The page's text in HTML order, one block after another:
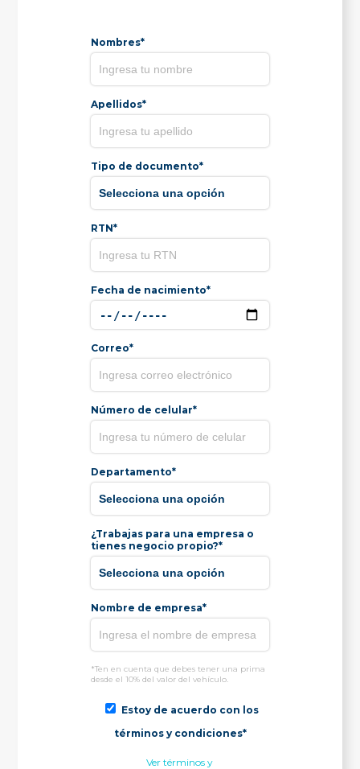
Nombres*
Apellidos*
Tipo de documento*
RTN*
Fecha de nacimiento*
Correo*
Número de celular*
Departamento*
¿Trabajas para una empresa o
tienes negocio propio?*
Nombre de empresa*
*Ten en cuenta que debes tener una prima
desde el 10% del valor del vehículo.
Estoy de acuerdo con los
términos y condiciones*
Ver términos y